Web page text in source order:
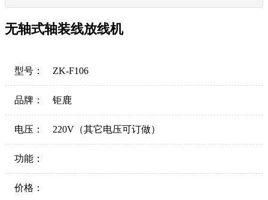
无轴式轴装线放线机
型号： ZK-F106
品牌： 钜鹿
电压： 220V（其它电压可订做）
功能：
价格：